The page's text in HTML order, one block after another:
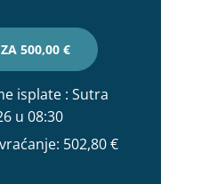
500,00 €
isplate : Sutra
u 08:30
502,80 €